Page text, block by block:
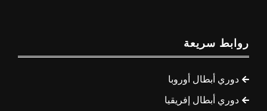
روابط سريعة
دوري أبطال أوروبا
دوري أبطال إفريقيا